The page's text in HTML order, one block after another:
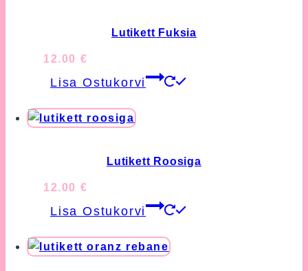
Lutikett Fuksia
12.00 €
Lisa Ostukorvi
Lutikett Roosiga
12.00 €
Lisa Ostukorvi